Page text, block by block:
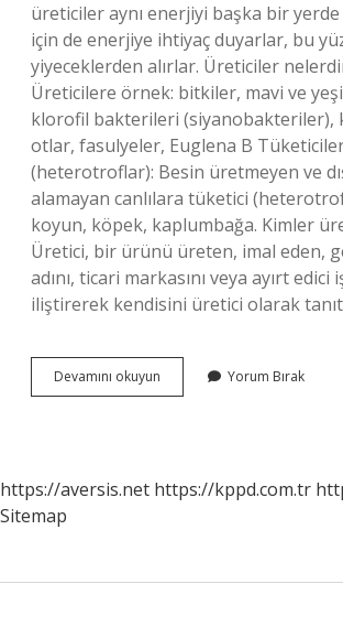
üreticiler aynı enerjiyi başka bir
için de enerjiye ihtiyaç duyarlar, bu
yiyeceklerden alırlar. Üreticiler
Üreticilere örnek: bitkiler, mavi ve
klorofil bakterileri (siyanobakteriler),
otlar, fasulyeler, Euglena B
(heterotroflar): Besin üretmeyen ve
alamayan canlılara tüketici
koyun, köpek, kaplumbağa. Kimler
Üretici, bir ürünü üreten, imal eden,
adını, ticari markasını veya ayırt
iliştirerek kendisini üretici olarak
Devamını okuyun
Canlılar
Yorum Bırak
https://aversis.net https://kppd.com.tr
Sitemap